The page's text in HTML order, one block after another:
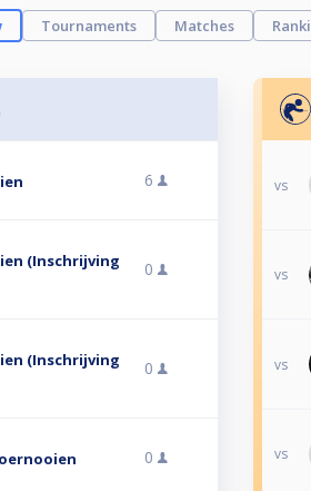
Tournaments Matches
6
(Inschrijving
0
(Inschrijving
0
0
vs
vs
vs
vs